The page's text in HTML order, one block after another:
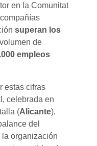
en la Comunitat
superan los
de
empleos
estas cifras
celebrada en
(Alicante),
del
organización